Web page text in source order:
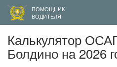
ПОМОЩНИК
ВОДИТЕЛЯ
Калькулятор
Болдино на 2026